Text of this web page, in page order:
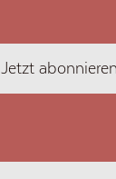
Jetzt abonnieren